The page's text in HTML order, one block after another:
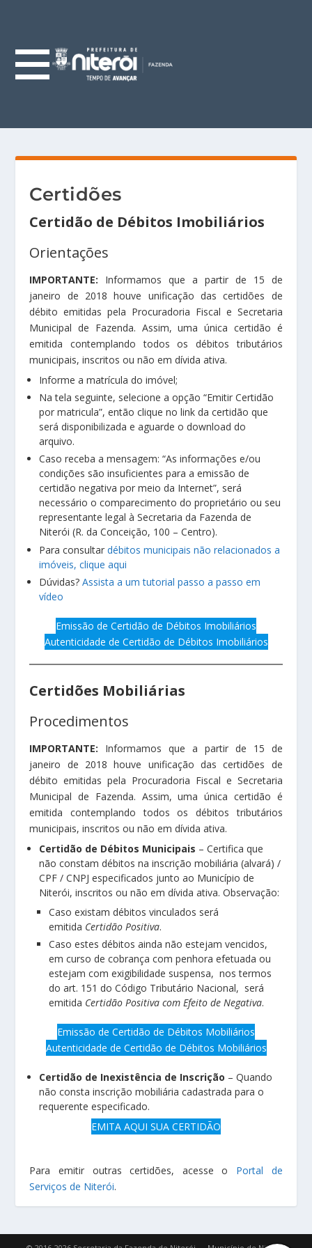
Certidões
Certidão de Débitos Imobiliários
Orientações
IMPORTANTE: Informamos que a partir de 15 de
janeiro de 2018 houve unificação das certidões de
débito emitidas pela Procuradoria Fiscal e Secretaria
Municipal de Fazenda. Assim, uma única certidão é
emitida contemplando todos os débitos tributários
municipais, inscritos ou não em dívida ativa.
Informe a matrícula do imóvel;
Na tela seguinte, selecione a opção “Emitir Certidão
por matricula”, então clique no link da certidão que
será disponibilizada e aguarde o download do
arquivo.
Caso receba a mensagem: “As informações e/ou
condições são insuficientes para a emissão de
certidão negativa por meio da Internet”, será
necessário o comparecimento do proprietário ou seu
representante legal à Secretaria da Fazenda de
Niterói (R. da Conceição, 100 – Centro).
Para consultardébitos municipais não relacionados a
imóveis, clique aqui
Dúvidas?Assista a um tutorial passo a passo em
vídeo
Emissão de Certidão de Débitos Imobiliários
Autenticidade de Certidão de Débitos Imobiliários
Certidões Mobiliárias
Procedimentos
IMPORTANTE: Informamos que a partir de 15 de
janeiro de 2018 houve unificação das certidões de
débito emitidas pela Procuradoria Fiscal e Secretaria
Municipal de Fazenda. Assim, uma única certidão é
emitida contemplando todos os débitos tributários
municipais, inscritos ou não em dívida ativa.
Certidão de Débitos Municipais – Certifica que
não constam débitos na inscrição mobiliária (alvará) /
CPF / CNPJ especificados junto ao Município de
Niterói, inscritos ou não em dívida ativa. Observação:
Caso existam débitos vinculados será
emitida Certidão Positiva.
Caso estes débitos ainda não estejam vencidos,
em curso de cobrança com penhora efetuada ou
estejam com exigibilidade suspensa, nos termos
do art. 151 do Código Tributário Nacional, será
emitida Certidão Positiva com Efeito de Negativa.
Emissão de Certidão de Débitos Mobiliários
Autenticidade de Certidão de Débitos Mobiliários
Certidão de Inexistência de Inscrição – Quando
não consta inscrição mobiliária cadastrada para o
requerente especificado.
EMITA AQUI SUA CERTIDÃO
Para emitir outras certidões, acesse o Portal de
Serviços de Niterói.